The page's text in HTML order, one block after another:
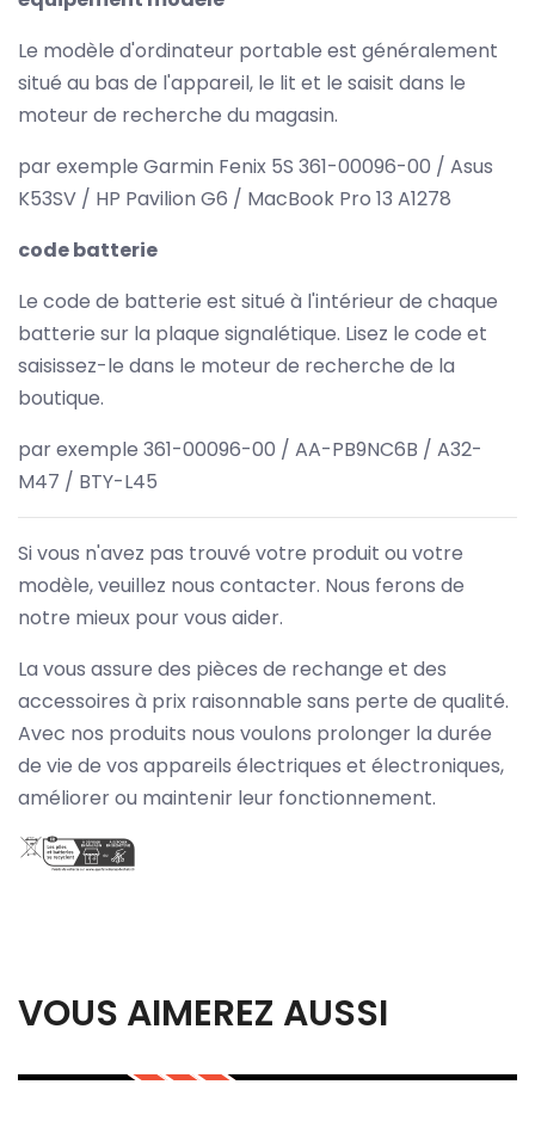
Le modèle d'ordinateur portable est généralement
situé au bas de l'appareil, le lit et le saisit dans le
moteur de recherche du magasin.
par exemple Garmin Fenix 5S 361-00096-00 / Asus
K53SV / HP Pavilion G6 / MacBook Pro 13 A1278
code batterie
Le code de batterie est situé à l'intérieur de chaque
batterie sur la plaque signalétique. Lisez le code et
saisissez-le dans le moteur de recherche de la
boutique.
par exemple 361-00096-00 / AA-PB9NC6B / A32-
M47 / BTY-L45
Si vous n'avez pas trouvé votre produit ou votre
modèle, veuillez nous contacter. Nous ferons de
notre mieux pour vous aider.
La vous assure des pièces de rechange et des
accessoires à prix raisonnable sans perte de qualité.
Avec nos produits nous voulons prolonger la durée
de vie de vos appareils électriques et électroniques,
améliorer ou maintenir leur fonctionnement.
VOUS AIMEREZ AUSSI